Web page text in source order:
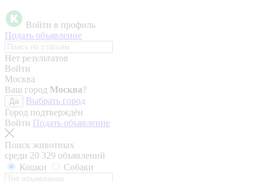
Войти в профиль
Подать объявление
Нет результатов
Войти
Москва
Ваш город Москва?
Да
Выбрать город
Город подтверждён
Войти Подать объявление
Поиск животных
среди 20 329 объявлений
Кошки
Собаки